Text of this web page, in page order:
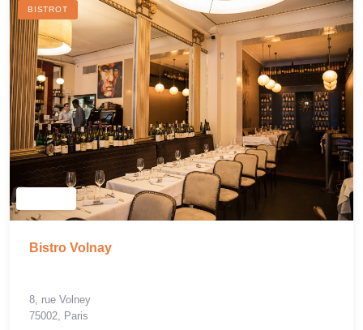
BISTROT
Bistro Volnay
8, rue Volney
75002, Paris